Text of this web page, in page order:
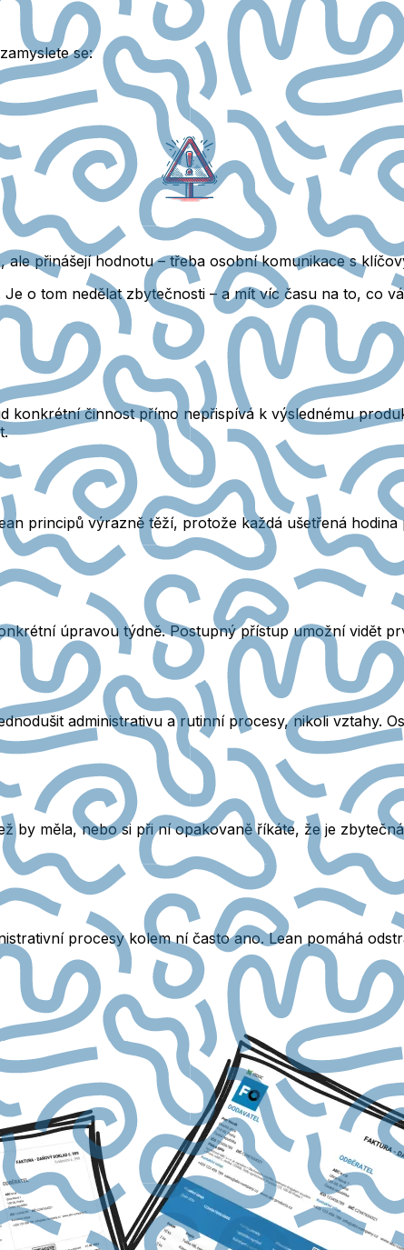
se:
přinášejí hodnotu – třeba osobní komunikace s
o tom nedělat zbytečnosti – a mít víc času na to, co
konkrétní činnost přímo nepřispívá k výslednému
principů výrazně těží, protože každá ušetřená
úpravou týdně. Postupný přístup umožní vidět
administrativu a rutinní procesy, nikoli vztahy.
by měla, nebo si při ní opakovaně říkáte, že je
procesy kolem ní často ano. Lean pomáhá